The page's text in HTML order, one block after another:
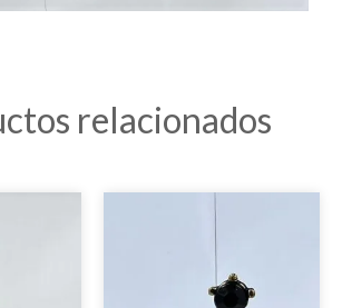
relacionados